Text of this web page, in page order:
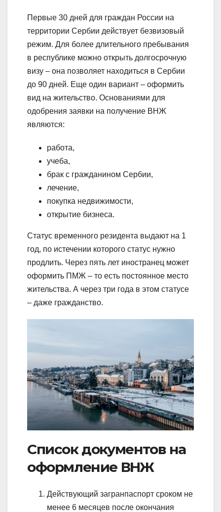
Первые 30 дней для граждан России на
территории Сербии действует безвизовый
режим. Для более длительного пребывания
в республике можно открыть долгосрочную
визу – она позволяет находиться в Сербии
до 90 дней. Еще один вариант – оформить
вид на жительство. Основаниями для
одобрения заявки на получение ВНЖ
являются:
работа,
учеба,
брак с гражданином Сербии,
лечение,
покупка недвижимости,
открытие бизнеса.
Статус временного резидента выдают на 1
год, по истечении которого статус нужно
продлить. Через пять лет иностранец может
оформить ПМЖ – то есть постоянное место
жительства. А через три года в этом статусе
– даже гражданство.
Список документов на
оформление ВНЖ
Действующий загранпаспорт сроком не
менее 6 месяцев после окончания